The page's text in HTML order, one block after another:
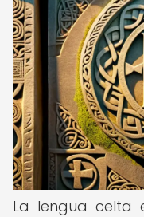
La lengua celta